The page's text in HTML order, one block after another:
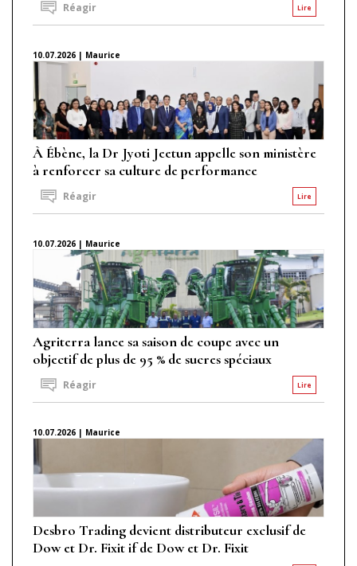
Lire
Réagir
10.07.2026 | Maurice
À Ébène, la Dr Jyoti Jeetun appelle son ministère
à renforcer sa culture de performance
Lire
Réagir
10.07.2026 | Maurice
Agriterra lance sa saison de coupe avec un
objectif de plus de 95 % de sucres spéciaux
Lire
Réagir
10.07.2026 | Maurice
Desbro Trading devient distributeur exclusif de
Dow et Dr. Fixit if de Dow et Dr. Fixit